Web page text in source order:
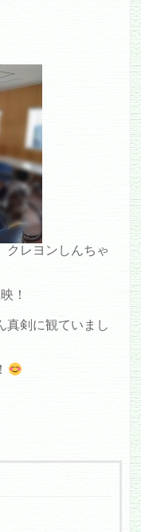
クレヨンしんちゃ
！
真剣に観ていまし